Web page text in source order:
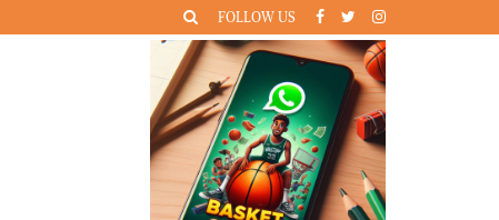
FOLLOW US